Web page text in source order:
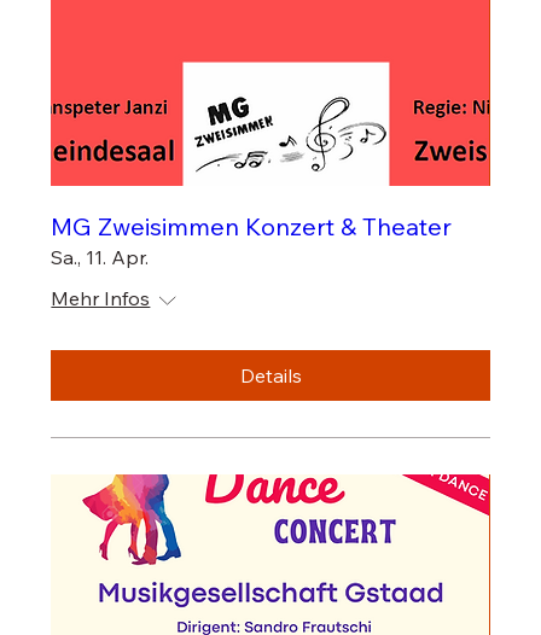
MG Zweisimmen Konzert & Theater
Sa., 11. Apr.
Mehr Infos
Details